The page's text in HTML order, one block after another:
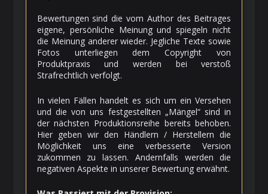
Bewertungen sind die vom Author des Beitrages
eigene, persönliche Meinung und spiegeln nicht
die Meinung anderer wieder. Jegliche Texte sowie
Fotos unterliegen dem Copyright von
Produktpraxis und werden bei verstoß
Strafrechtlich verfolgt.
In vielen Fällen handelt es sich um ein Versehen
und die von uns festgestellten „Mängel“ sind in
der nächsten Produktionsreihe bereits behoben.
Hier geben wir den Händlern / Herstellern die
Möglichkeit uns eine verbesserte Version
zukommen zu lassen. Andernfalls werden die
negativen Aspekte in unserer Bewertung erwähnt.